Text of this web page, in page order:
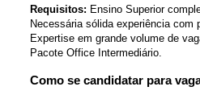
Requisitos: Ensino Superior
Necessária sólida experiência com
Expertise em grande volume de
Pacote Office Intermediário.
Como se candidatar para